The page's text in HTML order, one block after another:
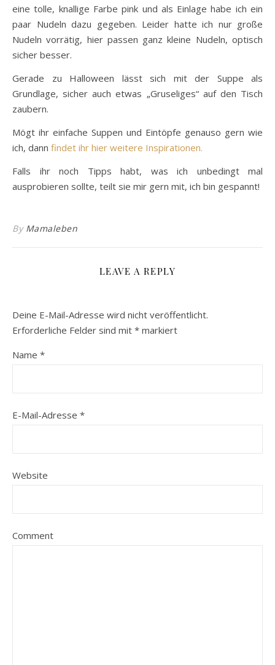
eine tolle, knallige Farbe pink und als Einlage habe ich ein
paar Nudeln dazu gegeben. Leider hatte ich nur große
Nudeln vorrätig, hier passen ganz kleine Nudeln, optisch
sicher besser.
Gerade zu Halloween lässt sich mit der Suppe als
Grundlage, sicher auch etwas „Gruseliges“ auf den Tisch
zaubern.
Mögt ihr einfache Suppen und Eintöpfe genauso gern wie
ich, dann findet ihr hier weitere Inspirationen.
Falls ihr noch Tipps habt, was ich unbedingt mal
ausprobieren sollte, teilt sie mir gern mit, ich bin gespannt!
By Mamaleben
LEAVE A REPLY
Deine E-Mail-Adresse wird nicht veröffentlicht.
Erforderliche Felder sind mit * markiert
Name *
E-Mail-Adresse *
Website
Comment